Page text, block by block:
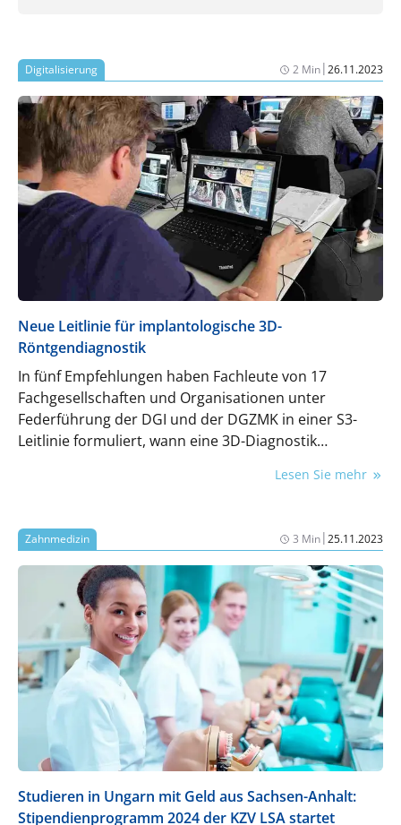
Digitalisierung 2 Min|26.11.2023
Neue Leitlinie für implantologische 3D-
Röntgendiagnostik
In fünf Empfehlungen haben Fachleute von 17
Fachgesellschaften und Organisationen unter
Federführung der DGI und der DGZMK in einer S3-
Leitlinie formuliert, wann eine 3D-Diagnostik
Lesen Sie mehr
Zahnmedizin 3 Min|25.11.2023
Studieren in Ungarn mit Geld aus Sachsen-Anhalt:
Stipendienprogramm 2024 der KZV LSA startet